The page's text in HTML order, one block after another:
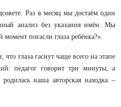
Раз в месяц мы достаём один
анализ без указания имён. Мы
погасли глаза ребёнка?».
глаза гаснут чаще всего на этапе
педагог говорит три минуты, а
наша авторская находка –